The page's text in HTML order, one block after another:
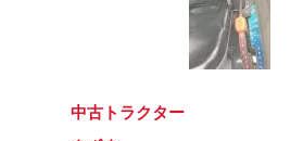
中古トラクター